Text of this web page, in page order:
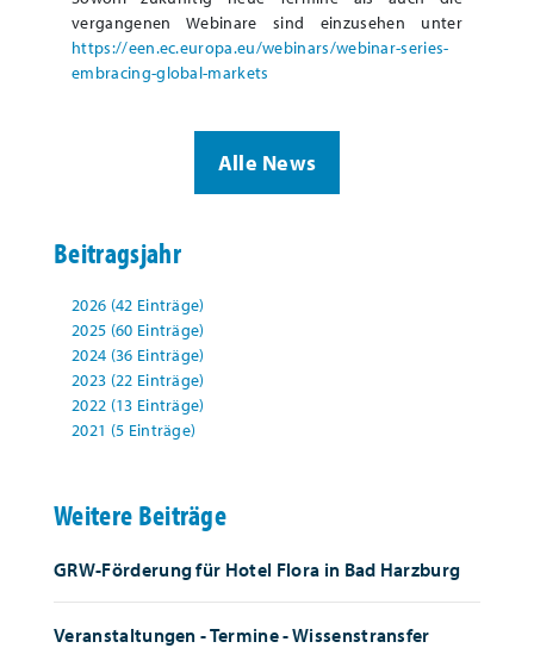
vergangenen Webinare sind einzusehen unter
https://een.ec.europa.eu/webinars/webinar-series-
embracing-global-markets
Alle News
Beitragsjahr
2026 (42 Einträge)
2025 (60 Einträge)
2024 (36 Einträge)
2023 (22 Einträge)
2022 (13 Einträge)
2021 (5 Einträge)
Weitere Beiträge
GRW-Förderung für Hotel Flora in Bad Harzburg
Veranstaltungen - Termine - Wissenstransfer